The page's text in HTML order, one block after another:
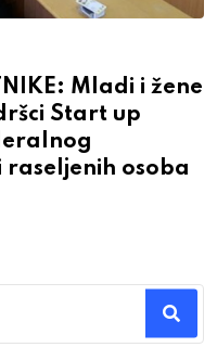
Mladi i žene
Start up
osoba